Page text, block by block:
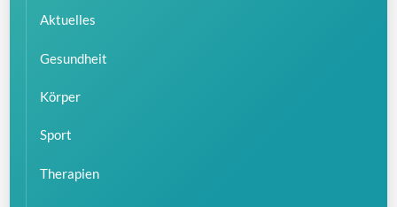
Aktuelles
Gesundheit
Körper
Sport
Therapien